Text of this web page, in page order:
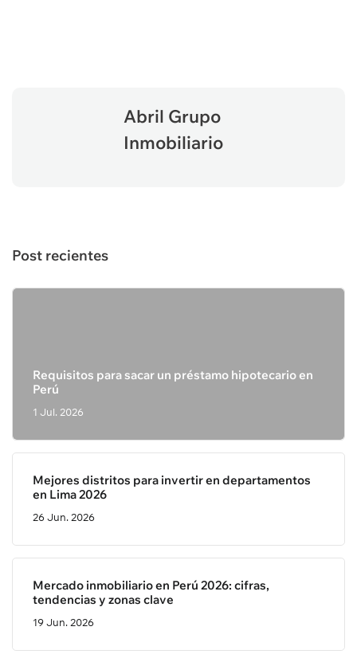
Abril Grupo
Inmobiliario
Post recientes
Requisitos para sacar un préstamo hipotecario en
Perú
1 Jul. 2026
Mejores distritos para invertir en departamentos
en Lima 2026
26 Jun. 2026
Mercado inmobiliario en Perú 2026: cifras,
tendencias y zonas clave
19 Jun. 2026